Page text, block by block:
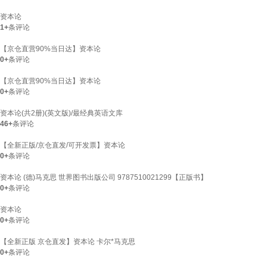
资本论
1+条评论
【京仓直营90%当日达】资本论
0+条评论
【京仓直营90%当日达】资本论
0+条评论
资本论(共2册)(英文版)/最经典英语文库
46+条评论
【全新正版/京仓直发/可开发票】资本论
0+条评论
资本论 (德)马克思 世界图书出版公司 9787510021299【正版书】
0+条评论
资本论
0+条评论
【全新正版 京仓直发】资本论 卡尔*马克思
0+条评论